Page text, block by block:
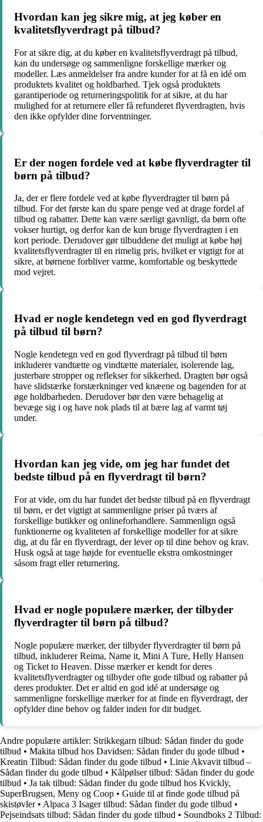
Hvordan kan jeg sikre mig, at jeg køber en
kvalitetsflyverdragt på tilbud?
For at sikre dig, at du køber en kvalitetsflyverdragt på tilbud,
kan du undersøge og sammenligne forskellige mærker og
modeller. Læs anmeldelser fra andre kunder for at få en idé om
produktets kvalitet og holdbarhed. Tjek også produktets
garantiperiode og returneringspolitik for at sikre, at du har
mulighed for at returnere eller få refunderet flyverdragten, hvis
den ikke opfylder dine forventninger.
Er der nogen fordele ved at købe flyverdragter til
børn på tilbud?
Ja, der er flere fordele ved at købe flyverdragter til børn på
tilbud. For det første kan du spare penge ved at drage fordel af
tilbud og rabatter. Dette kan være særligt gavnligt, da børn ofte
vokser hurtigt, og derfor kan de kun bruge flyverdragten i en
kort periode. Derudover gør tilbuddene det muligt at købe høj
kvalitetsflyverdragter til en rimelig pris, hvilket er vigtigt for at
sikre, at børnene forbliver varme, komfortable og beskyttede
mod vejret.
Hvad er nogle kendetegn ved en god flyverdragt
på tilbud til børn?
Nogle kendetegn ved en god flyverdragt på tilbud til børn
inkluderer vandtætte og vindtætte materialer, isolerende lag,
justerbare stropper og reflekser for sikkerhed. Dragten bør også
have slidstærke forstærkninger ved knæene og bagenden for at
øge holdbarheden. Derudover bør den være behagelig at
bevæge sig i og have nok plads til at bære lag af varmt tøj
under.
Hvordan kan jeg vide, om jeg har fundet det
bedste tilbud på en flyverdragt til børn?
For at vide, om du har fundet det bedste tilbud på en flyverdragt
til børn, er det vigtigt at sammenligne priser på tværs af
forskellige butikker og onlineforhandlere. Sammenlign også
funktionerne og kvaliteten af forskellige modeller for at sikre
dig, at du får en flyverdragt, der lever op til dine behov og krav.
Husk også at tage højde for eventuelle ekstra omkostninger
såsom fragt eller returnering.
Hvad er nogle populære mærker, der tilbyder
flyverdragter til børn på tilbud?
Nogle populære mærker, der tilbyder flyverdragter til børn på
tilbud, inkluderer Reima, Name it, Mini A Ture, Helly Hansen
og Ticket to Heaven. Disse mærker er kendt for deres
kvalitetsflyverdragter og tilbyder ofte gode tilbud og rabatter på
deres produkter. Det er altid en god idé at undersøge og
sammenligne forskellige mærker for at finde en flyverdragt, der
opfylder dine behov og falder inden for dit budget.
Andre populære artikler: Strikkegarn tilbud: Sådan finder du gode
tilbud • Makita tilbud hos Davidsen: Sådan finder du gode tilbud •
Kreatin Tilbud: Sådan finder du gode tilbud • Linie Akvavit tilbud –
Sådan finder du gode tilbud • Kålpølser tilbud: Sådan finder du gode
tilbud • Ja tak tilbud: Sådan finder du gode tilbud hos Kvickly,
SuperBrugsen, Meny og Coop • Guide til at finde gode tilbud på
skistøvler• Alpaca 3 Isager tilbud: Sådan finder du gode tilbud •
Pejseindsats tilbud: Sådan finder du gode tilbud • Soundboks 2 Tilbud: